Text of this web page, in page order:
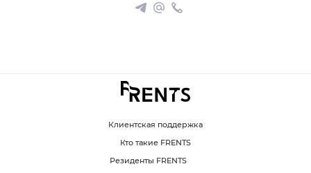
Клиентская поддержка
Кто такие FRENTS
Резиденты FRENTS